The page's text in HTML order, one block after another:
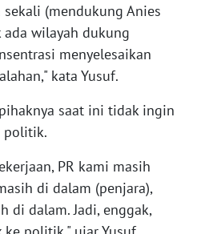
sekali (mendukung Anies
ada wilayah dukung
menyelesaikan
kata Yusuf.
saat ini tidak ingin
politik.
PR kami masih
di dalam (penjara),
di dalam. Jadi, enggak,